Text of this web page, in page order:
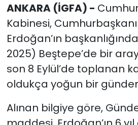
ANKARA (İGFA) -
Kabinesi,
Erdoğan’ın
2025) Beştepe’de bir
son 8 Eylül’de toplanan
oldukça yoğun bir
Alınan bilgiye göre,